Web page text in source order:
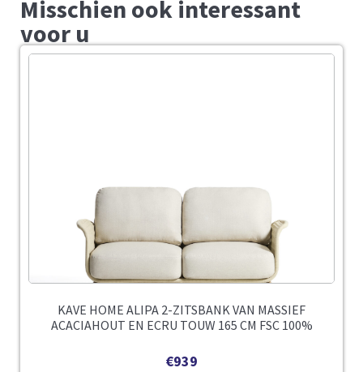
Misschien ook interessant
voor u
KAVE HOME ALIPA 2-ZITSBANK VAN MASSIEF
ACACIAHOUT EN ECRU TOUW 165 CM FSC 100%
€939